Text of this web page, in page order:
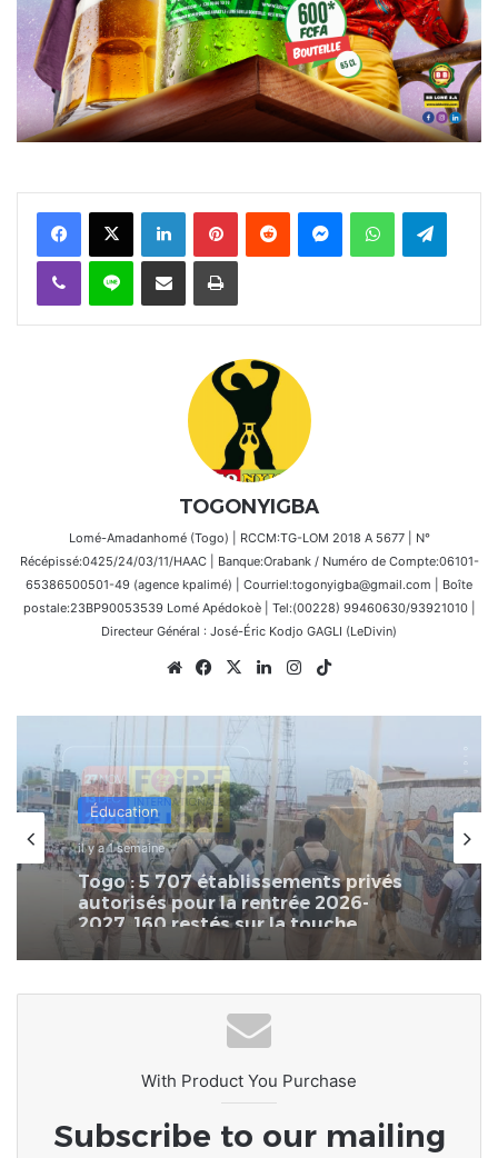
FacebookX Linkedin PinterestReddit MessengerWhatsAppTelegram
Viber Ligne Partager par email Imprimer
TOGONYIGBA
Lomé-Amadanhomé (Togo) | RCCM:TG-LOM 2018 A 5677 | N°
Récépissé:0425/24/03/11/HAAC | Banque:Orabank / Numéro de Compte:06101-
65386500501-49 (agence kpalimé) | Courriel:togonyigba@gmail.com | Boîte
postale:23BP90053539 Lomé Apédokoè | Tel:(00228) 99460630/93921010 |
Directeur Général : José-Éric Kodjo GAGLI (LeDivin)
WebsiteFacebook
X LinkedinInstagram
Actualités
il y a 2 semaines
21e Foire de Lomé : Tarif préférentiel
de -70 % pour les jeunes et les
femmes entrepreneures
With Product You Purchase
Subscribe to our mailing